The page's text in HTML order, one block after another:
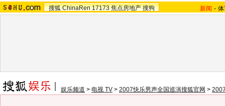
搜狐 ChinaRen 17173 焦点房地产 搜狗 新闻 -
娱乐频道 > 电视 TV > 2007快乐男声全国巡演搜狐官网 >